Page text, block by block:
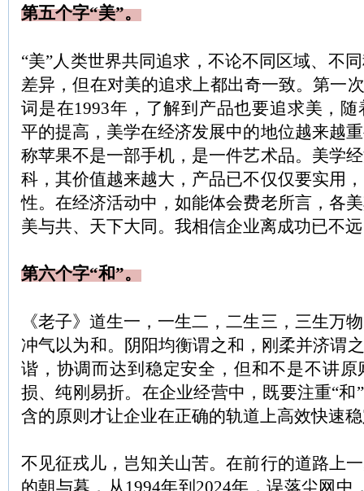
第五个字“美”。
“美”人类世界共同追求，不论不同区域、不
差异，但在对美的追求上都出奇一致。第一
词是在1993年，了解到产品也要追求美，
平的提高，美学在经济发展中的地位越来越
称苹果不是一部手机，是一件艺术品。美学
科，其价值越来越大，产品已不仅仅要实用
性。在经济活动中，如能体会费老所言，各
美与共、天下大同。我相信企业离成功已不
第六个字“和”。
《老子》道生一，一生二，二生三，三生万
冲气以为和。阴阳均衡谓之和，刚柔并济谓
谐，协调而达到稳定安全，但和不是不讲
损、纯刚易折。在企业经营中，既要注重“和
含的原则才让企业在正确的轨道上高效快速
不见征戎儿，岂知关山苦。在前行的道路上
的朝与暮，从1994年到2024年，误落尘网中